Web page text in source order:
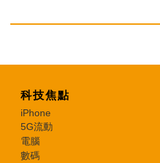
科技焦點
iPhone
5G流動
電腦
數碼